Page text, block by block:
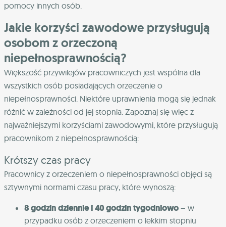
pomocy innych osób.
Jakie korzyści zawodowe przysługują
osobom z orzeczoną
niepełnosprawnością?
Większość przywilejów pracowniczych jest wspólna dla
wszystkich osób posiadających orzeczenie o
niepełnosprawności. Niektóre uprawnienia mogą się jednak
różnić w zależności od jej stopnia. Zapoznaj się więc z
najważniejszymi korzyściami zawodowymi, które przysługują
pracownikom z niepełnosprawnością:
Krótszy czas pracy
Pracownicy z orzeczeniem o niepełnosprawności objęci są
sztywnymi normami czasu pracy, które wynoszą:
8 godzin dziennie i 40 godzin tygodniowo – w
przypadku osób z orzeczeniem o lekkim stopniu